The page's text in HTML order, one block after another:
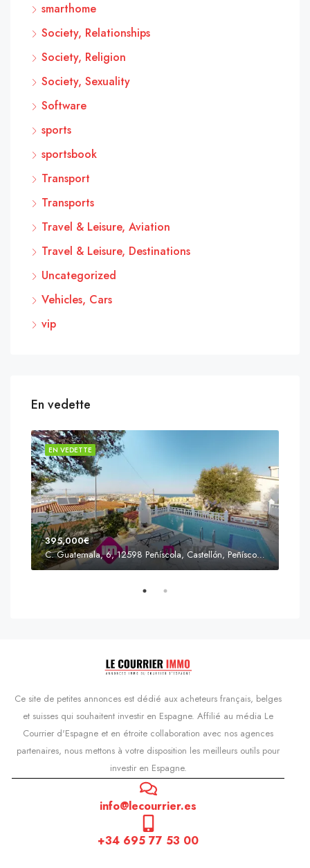
smarthome
Society, Relationships
Society, Religion
Society, Sexuality
Software
sports
sportsbook
Transport
Transports
Travel & Leisure, Aviation
Travel & Leisure, Destinations
Uncategorized
Vehicles, Cars
vip
En vedette
EN VEDETTE
395,000€
C. Guatemala, 6, 12598 Peñíscola, Castellón, Peñíscola, Communauté valencienne
Ce site de petites annonces est dédié aux acheteurs français, belges
et suisses qui souhaitent investir en Espagne. Affilié au média Le
Courrier d'Espagne et en étroite collaboration avec nos agences
partenaires, nous mettons à votre disposition les meilleurs outils pour
investir en Espagne.
info@lecourrier.es
+34 695 77 53 00